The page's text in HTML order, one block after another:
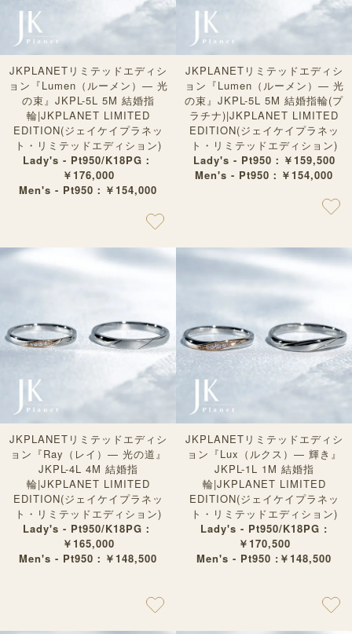
JKPLANETリミテッドエディシ
ョン『Lumen（ルーメン）— 光
の束』JKPL-5L 5M 結婚指
輪|JKPLANET LIMITED
EDITION(ジェイケイプラネッ
ト・リミテッドエディション)
Lady's - Pt950/K18PG：
￥176,000
Men's - Pt950：￥154,000
JKPLANETリミテッドエディシ
ョン『Lumen（ルーメン）— 光
の束』JKPL-5L 5M 結婚指輪(プ
ラチナ)|JKPLANET LIMITED
EDITION(ジェイケイプラネッ
ト・リミテッドエディション)
Lady's - Pt950：￥159,500
Men's - Pt950：￥154,000
JKPLANETリミテッドエディシ
ョン『Ray（レイ）— 光の道』
JKPL-4L 4M 結婚指
輪|JKPLANET LIMITED
EDITION(ジェイケイプラネッ
ト・リミテッドエディション)
Lady's - Pt950/K18PG：
￥165,000
Men's - Pt950：￥148,500
JKPLANETリミテッドエディシ
ョン『Lux（ルクス）— 輝き』
JKPL-1L 1M 結婚指
輪|JKPLANET LIMITED
EDITION(ジェイケイプラネッ
ト・リミテッドエディション)
Lady's - Pt950/K18PG :
￥170,500
Men's - Pt950 :￥148,500